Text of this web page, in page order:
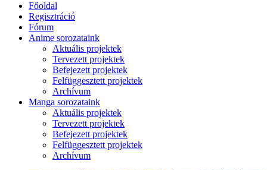
Főoldal
Regisztráció
Fórum
Anime sorozataink
Aktuális projektek
Tervezett projektek
Befejezett projektek
Felfüggesztett projektek
Archívum
Manga sorozataink
Aktuális projektek
Tervezett projektek
Befejezett projektek
Felfüggesztett projektek
Archívum